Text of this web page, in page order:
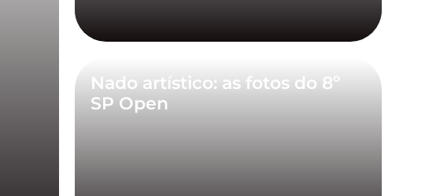
Nado artístico: as fotos do 8º
SP Open